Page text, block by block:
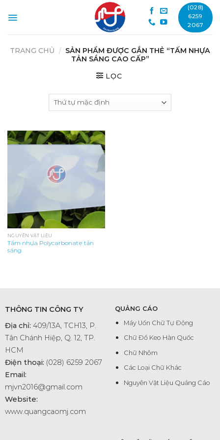
(028)
6259
2067
TRANG CHỦ / SẢN PHẨM ĐƯỢC GẮN THẺ “TẤM NHỰA
TẢN SÁNG CAO CẤP”
LỌC
NGUYÊN VẬT LIỆU
Tấm nhựa Polycarbonate tản
sáng
THÔNG TIN CÔNG TY
Địa chỉ: 409/13A, TCH13, P.
Tân Chánh Hiệp, Q. 12, TP.
HCM
Điện thoại: (028) 6259 2067
Email:
mjvn2016@gmail.com
Website:
www.quangcaomj.com
QUẢNG CÁO
Máy Uốn Chữ Tự Động
Chữ Đổ Keo Hàn Quốc
Chữ Nhôm
Các Loại Chữ Khác
Nguyên Vật Liệu Quảng Cáo